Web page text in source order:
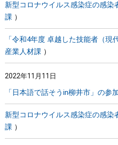
新型コロナウイルス感染症の感染
課
「令和4年度 卓越した技能者（現
産業人材課
2022年11月11日
「日本語で話そうin柳井市」の参
新型コロナウイルス感染症の感染
課